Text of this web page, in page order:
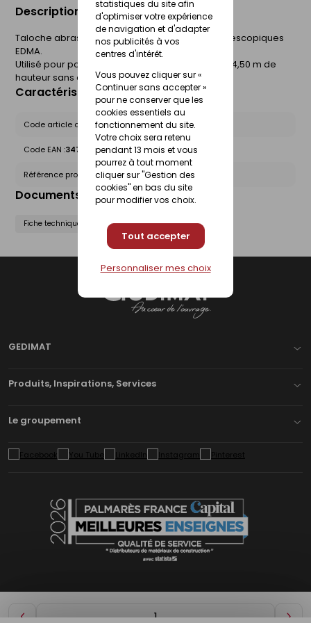
statistiques du site afin
d'optimiser votre expérience
de navigation et d'adapter
nos publicités à vos
centres d'intérêt.
Vous pouvez cliquer sur «
Continuer sans accepter »
pour ne conserver que les
cookies essentiels au
fonctionnement du site.
Votre choix sera retenu
pendant 13 mois et vous
pourrez à tout moment
cliquer sur "Gestion des
cookies" en bas du site
pour modifier vos choix.
Tout accepter
Personnaliser mes choix
Description du produit
Taloche abrasive adaptable sur les perches télescopiques
EDMA.
Utilisé pour poncer les murs et plafonds jusqu'à 4,50 m de
hauteur sans escabeau.
Caractéristiques du produit
Code article chez le fournisseur :161355
Code EAN :3476060016133
Référence produit nationale Gedimat :24792745
Documents liés
Fiche technique
GEDIMAT
Produits, Inspirations, Services
Le groupement